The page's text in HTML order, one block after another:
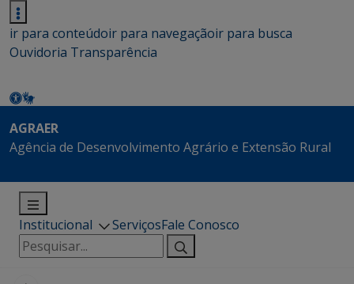
ir para conteúdoir para navegaçãoir para busca
Ouvidoria Transparência
AGRAER
Agência de Desenvolvimento Agrário e Extensão Rural
Institucional ServiçosFale Conosco
Pesquisar
por: